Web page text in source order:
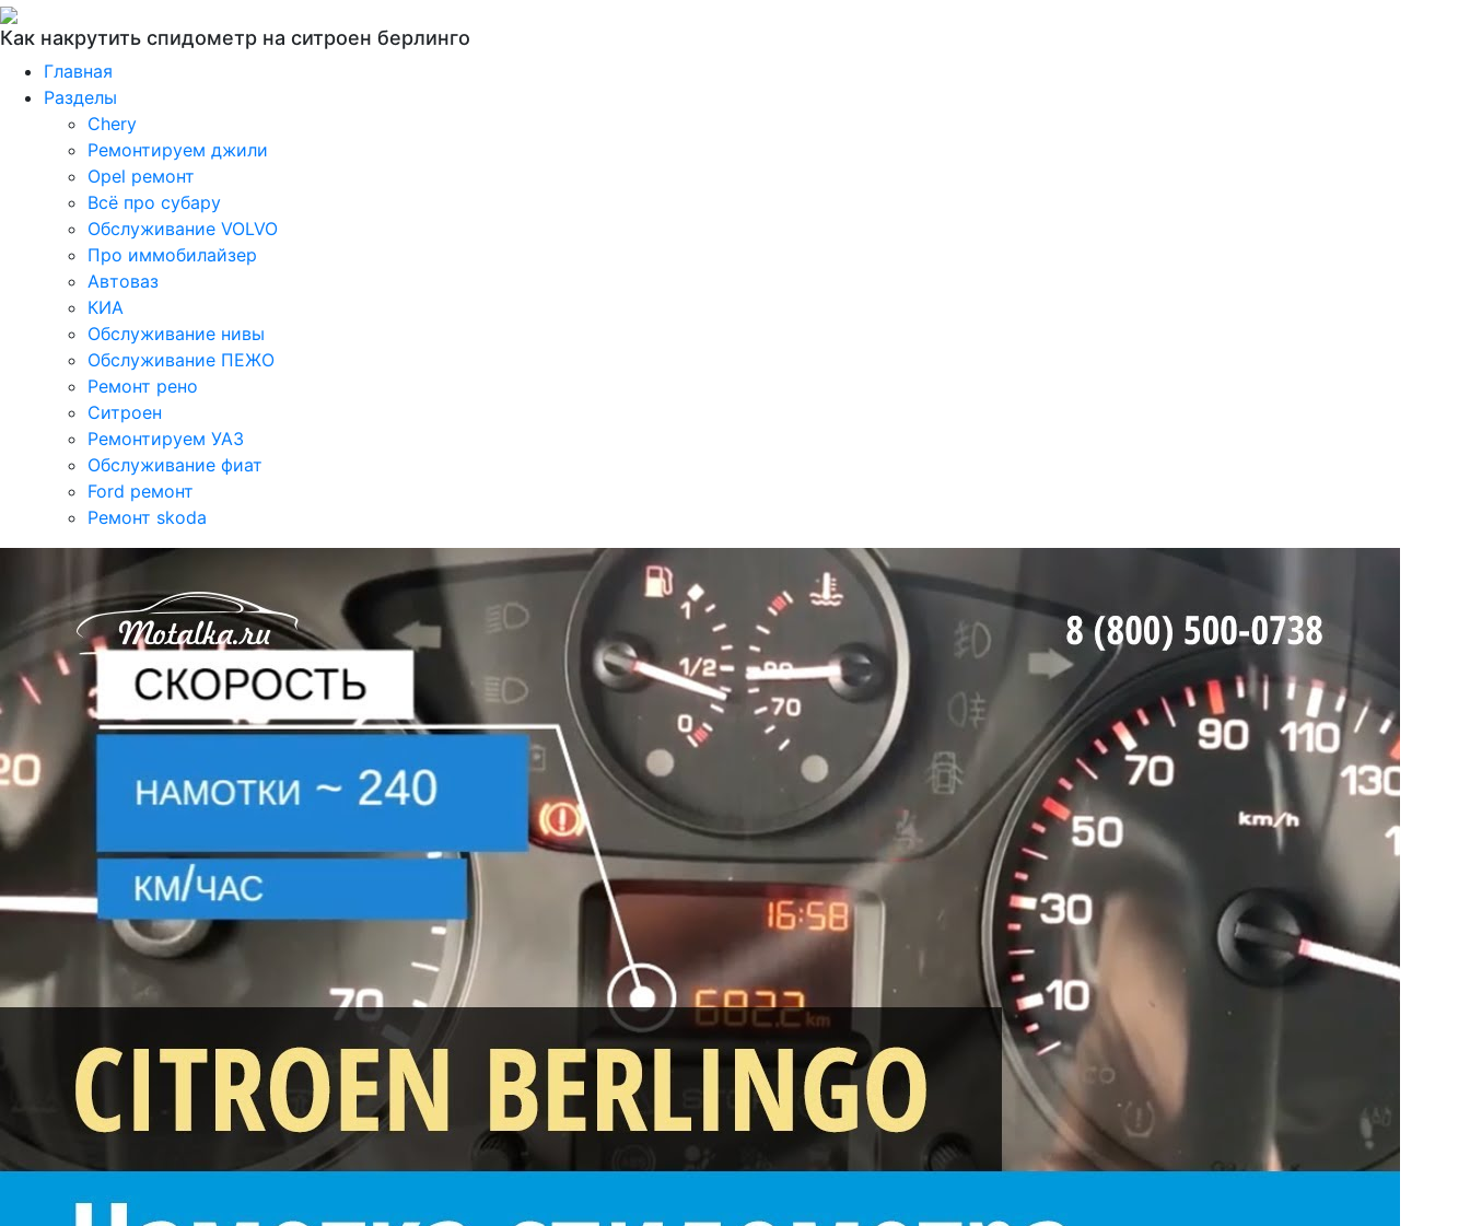
Как накрутить спидометр на ситроен берлинго
Главная
Разделы
Chery
Ремонтируем джили
Opel ремонт
Всё про субару
Обслуживание VOLVO
Про иммобилайзер
Автоваз
КИА
Обслуживание нивы
Обслуживание ПЕЖО
Ремонт рено
Ситроен
Ремонтируем УАЗ
Обслуживание фиат
Ford ремонт
Ремонт skoda